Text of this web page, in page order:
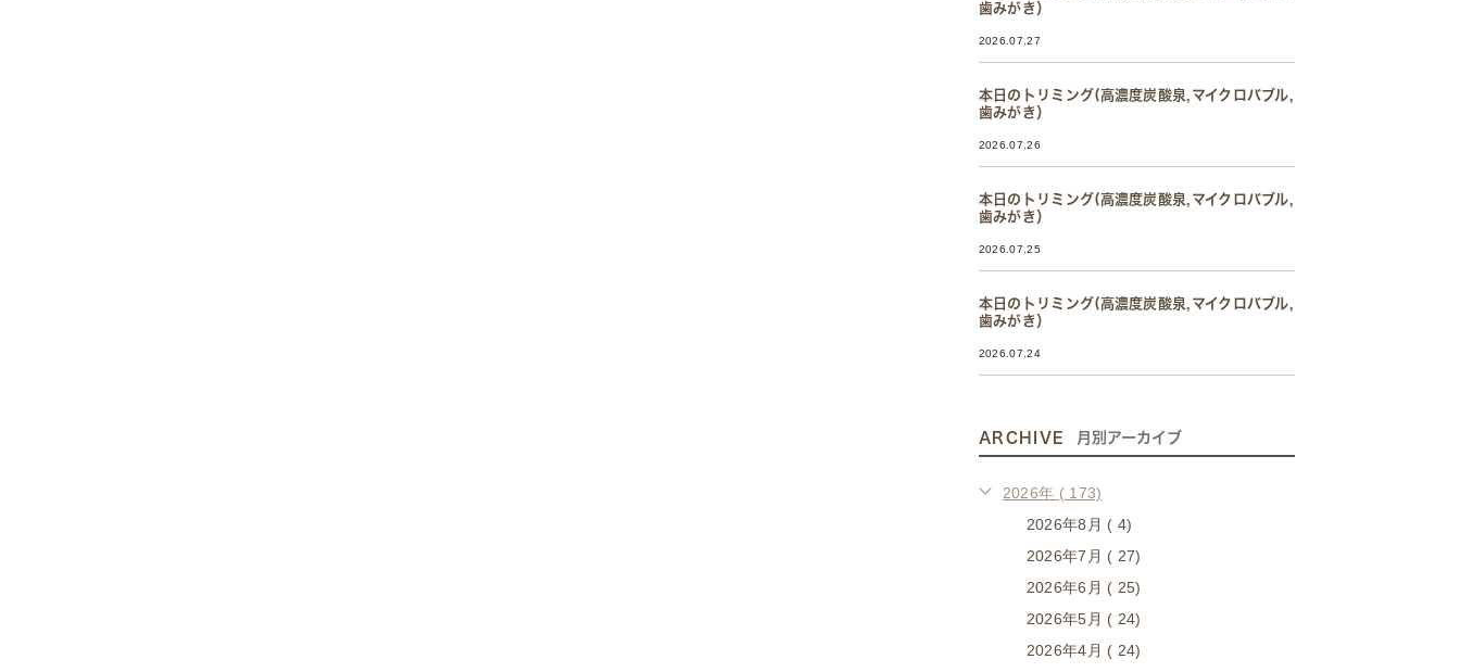
歯みがき）
2026.07.27
本日のトリミング(高濃度炭酸泉,マイクロバブル,
歯みがき）
2026.07.26
本日のトリミング(高濃度炭酸泉,マイクロバブル,
歯みがき）
2026.07.25
本日のトリミング(高濃度炭酸泉,マイクロバブル,
歯みがき）
2026.07.24
ARCHIVE 月別アーカイブ
2026年 ( 173)
2026年8月 ( 4)
2026年7月 ( 27)
2026年6月 ( 25)
2026年5月 ( 24)
2026年4月 ( 24)